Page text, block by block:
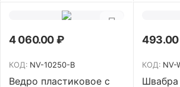
4 060.00₽
КОД: NV-10250-B
Ведро пластиковое с
493.00
КОД: NV-
Швабра